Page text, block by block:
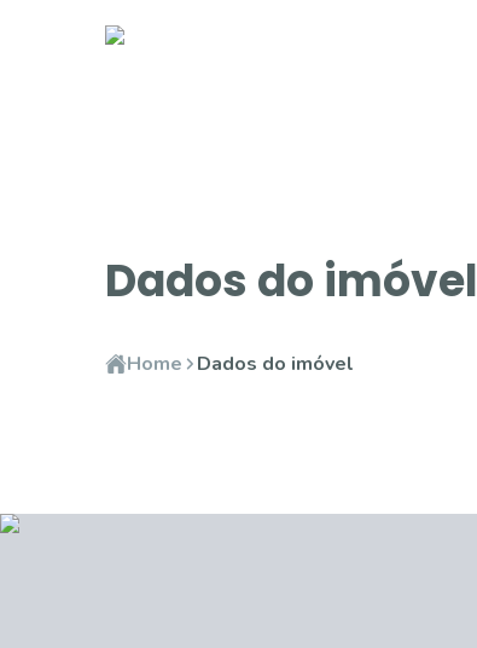
Dados do imóvel
Home Dados do imóvel